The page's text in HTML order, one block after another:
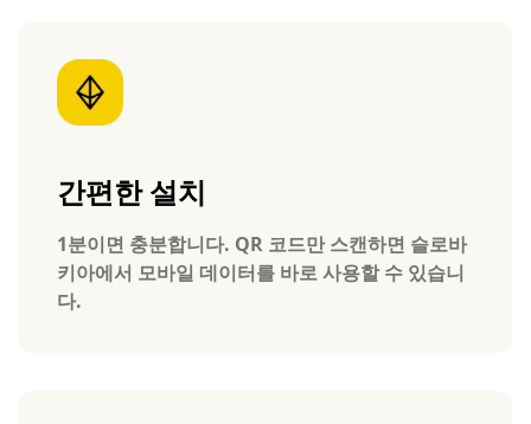
간편한 설치
1분이면 충분합니다. QR 코드만 스캔하면 슬로바
키아에서 모바일 데이터를 바로 사용할 수 있습니
다.